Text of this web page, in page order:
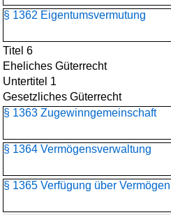
§ 1362 Eigentumsvermutung
Titel 6
Eheliches Güterrecht
Untertitel 1
Gesetzliches Güterrecht
§ 1363 Zugewinngemeinschaft
§ 1364 Vermögensverwaltung
§ 1365 Verfügung über